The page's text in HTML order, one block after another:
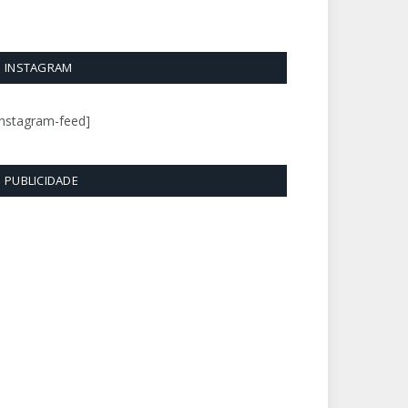
INSTAGRAM
feed]
PUBLICIDADE